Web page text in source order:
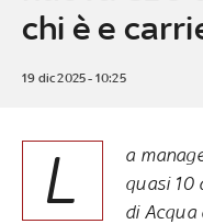
chi è e
19 dic 2025 - 10:25
L
a
quasi 10
di Acqua